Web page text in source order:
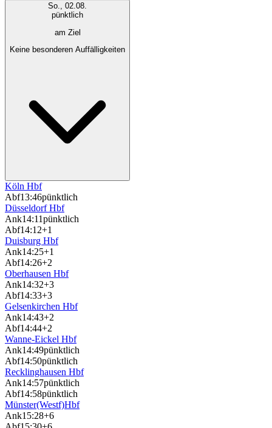
So., 02.08.
pünktlich
am Ziel
Keine besonderen Auffälligkeiten
Köln Hbf
Abf13:46pünktlich
Düsseldorf Hbf
Ank14:11pünktlich
Abf14:12+1
Duisburg Hbf
Ank14:25+1
Abf14:26+2
Oberhausen Hbf
Ank14:32+3
Abf14:33+3
Gelsenkirchen Hbf
Ank14:43+2
Abf14:44+2
Wanne-Eickel Hbf
Ank14:49pünktlich
Abf14:50pünktlich
Recklinghausen Hbf
Ank14:57pünktlich
Abf14:58pünktlich
Münster(Westf)Hbf
Ank15:28+6